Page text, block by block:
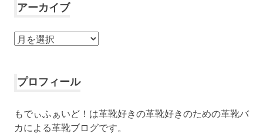
アーカイブ
ア
イ
プロフィール
もでぃふぁいど！は革靴好きの革靴好きのための革靴バ
カによる革靴ブログです。